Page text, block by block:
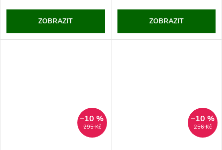
ZOBRAZIT ZOBRAZIT
295 Kč
–10 %
256 Kč
–10 %